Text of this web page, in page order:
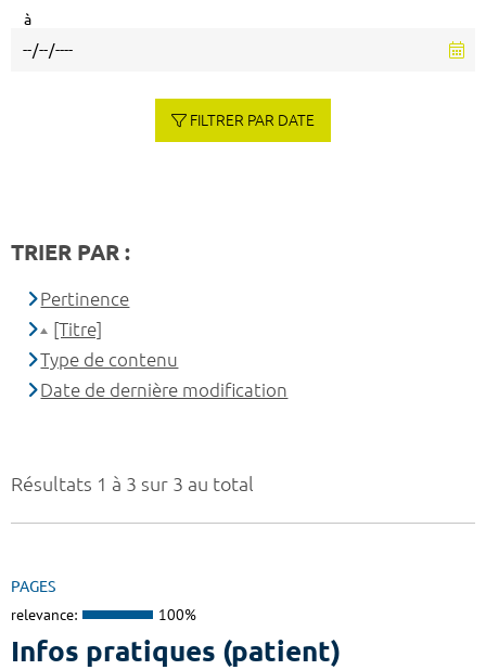
Résultats 1 à 3 sur 3 au total
PAGES
relevance: 100%
Infos pratiques (patient)
à
FILTRER PAR DATE
TRIER PAR :
Pertinence
[Titre]
Type de contenu
Date de dernière modification